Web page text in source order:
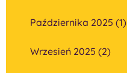
Października 2025 (1)
Wrzesień 2025 (2)